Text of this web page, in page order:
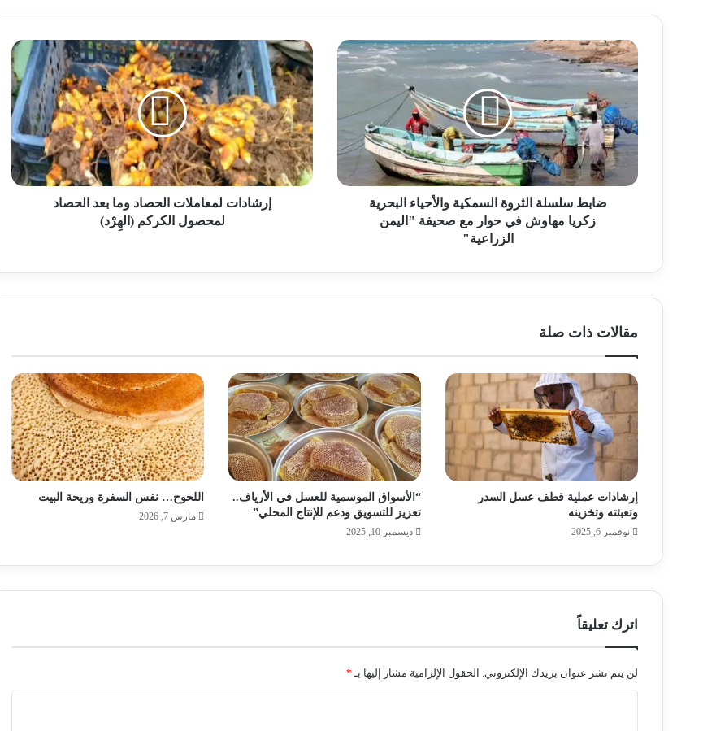
ضابط سلسلة الثروة السمكية والأحياء البحرية
زكريا مهاوش في حوار مع صحيفة "اليمن
الزراعية"
إرشادات لمعاملات الحصاد وما بعد الحصاد
لمحصول الكركم (الهِرْد)
مقالات ذات صلة
إرشادات عملية قطف عسل السدر
وتعبئته وتخزينه
نوفمبر 6, 2025
“الأسواق الموسمية للعسل في الأرياف..
تعزيز للتسويق ودعم للإنتاج المحلي”
ديسمبر 10, 2025
اللحوح… نفس السفرة وريحة البيت
مارس 7, 2026
اترك تعليقاً
لن يتم نشر عنوان بريدك الإلكتروني. الحقول الإلزامية مشار إليها بـ *